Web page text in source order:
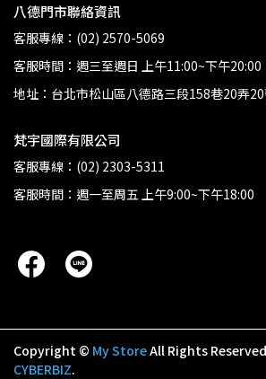
八德門市聯絡資訊
客服專線：(02) 2570-5069
客服時間：週三至週日 上午11:00~下午20:00
地址：台北市松山區八德路三段158巷20弄
梵宇國際有限公司
客服專線：(02) 2303-5311
客服時間：週一至周五 上午9:00~下午18:00
Copyright © My StoreAll Rights
CYBERBIZ.